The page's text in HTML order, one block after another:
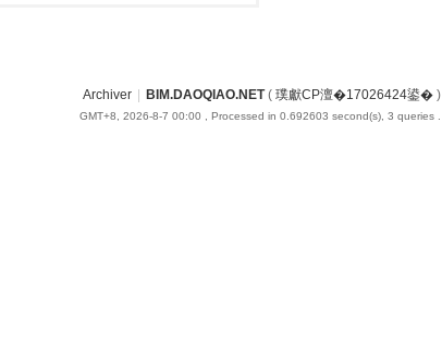
Archiver BIM.DAOQIAO.NET( 璞獻CP澶�17026424鍙� )
GMT+8, 2026-8-7 00:00 , Processed in 0.692603 second(s), 3 queries .